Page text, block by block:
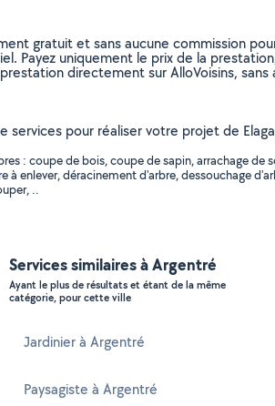
gratuit et sans aucune commission
Payez uniquement le prix de la
directement sur AlloVoisins, sans
services pour réaliser votre projet de
: coupe de bois, coupe de sapin, arrachage
à enlever, déracinement d'arbre, dessouchage
..
Services similaires à Argentré
Ayant le plus de résultats et étant de la même
catégorie, pour cette ville
Jardinier à Argentré
Paysagiste à Argentré